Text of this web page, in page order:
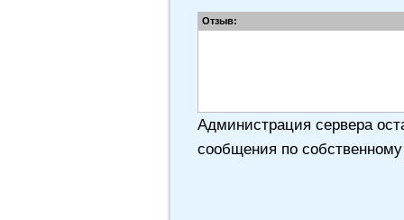
Отзыв:
Администрация сервера
сообщения по